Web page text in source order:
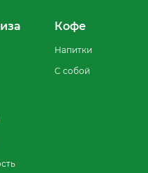
Кофе
Напитки
С собой